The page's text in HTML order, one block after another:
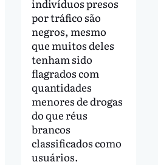
indivíduos presos
por tráfico são
negros, mesmo
que muitos deles
tenham sido
flagrados com
quantidades
menores de drogas
do que réus
brancos
classificados como
usuários.